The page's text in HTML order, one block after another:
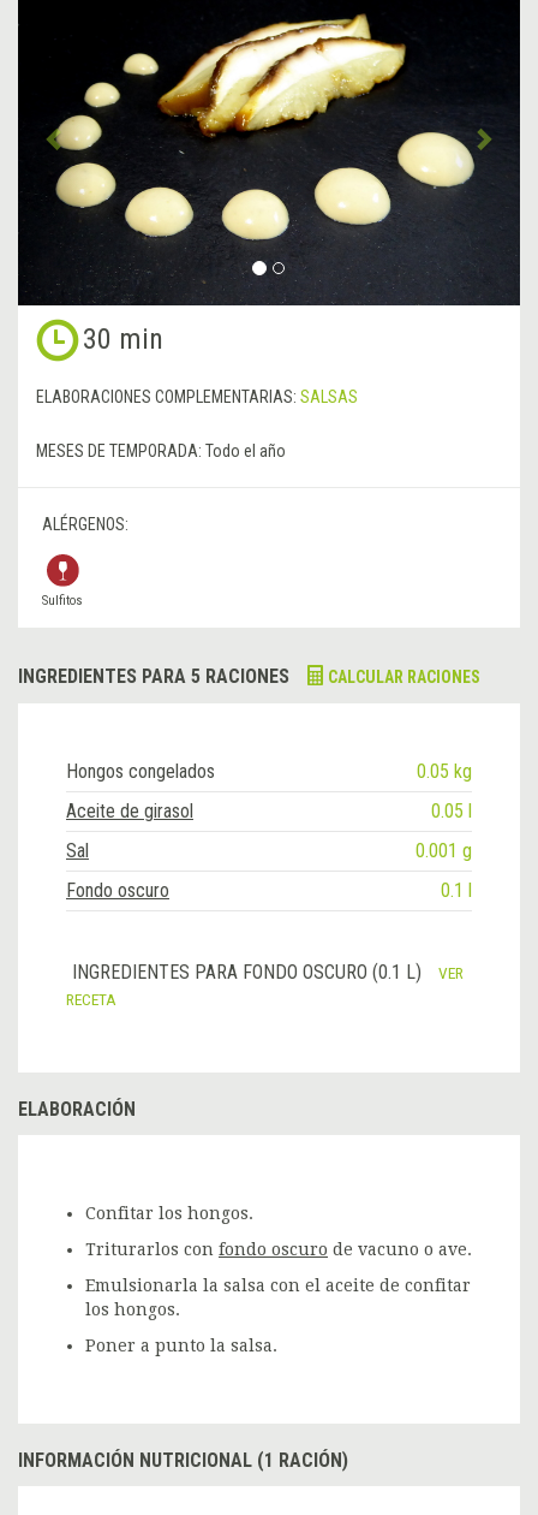
30 min
ELABORACIONES COMPLEMENTARIAS: SALSAS
MESES DE TEMPORADA: Todo el año
ALÉRGENOS:
Sulfitos
INGREDIENTES PARA 5 RACIONES CALCULAR RACIONES
Hongos congelados
0.05 kg
Aceite de girasol
0.05 l
Sal
0.001 g
Fondo oscuro
0.1 l
INGREDIENTES PARA FONDO OSCURO (0.1 L)
VER
RECETA
ELABORACIÓN
Confitar los hongos.
Triturarlos con fondo oscuro de vacuno o ave.
Emulsionarla la salsa con el aceite de confitar
los hongos.
Poner a punto la salsa.
INFORMACIÓN NUTRICIONAL (1 RACIÓN)